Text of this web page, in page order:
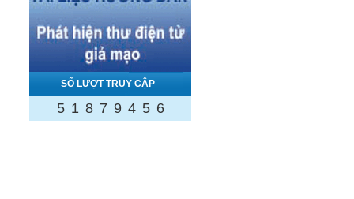
SỐ LƯỢT TRUY CẬP
5 1 8 7 9 4 5 6